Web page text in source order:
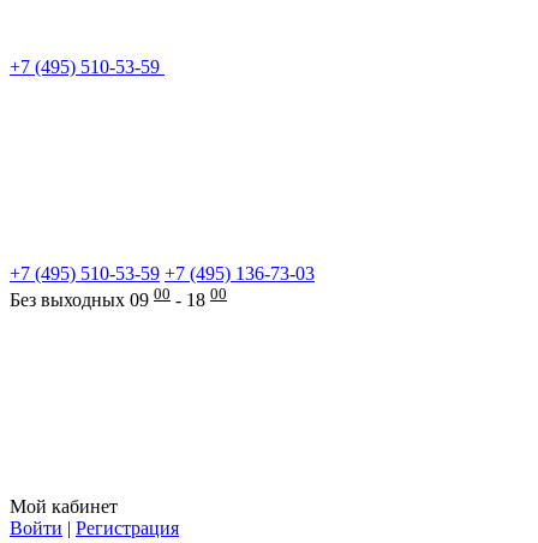
+7 (495) 510-53-59
+7 (495) 510-53-59 +7 (495) 136-73-03
Без выходных 09 00 - 18 00
Мой кабинет
Войти | Регистрация